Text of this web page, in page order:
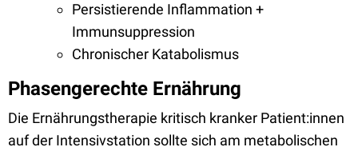
Persistierende Inflammation +
Immunsuppression
Chronischer Katabolismus
Phasengerechte Ernährung
Die Ernährungstherapie kritisch kranker Patient:innen
auf der Intensivstation sollte sich am metabolischen